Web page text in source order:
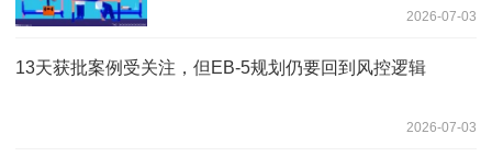
2026-07-03
13天获批案例受关注，但EB-5规划仍要回到风控逻辑
2026-07-03